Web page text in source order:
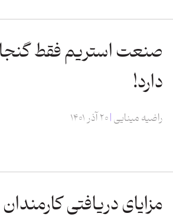
صنعت استریم فقط
دارد!
راضیه مینایی ۲۰ آذر ۱۴۰۱
مزایای دریافتی